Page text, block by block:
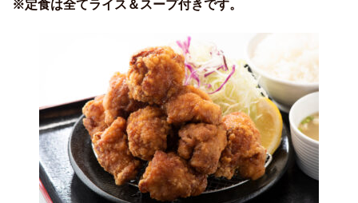
※定食は全てライス＆スープ付きです。